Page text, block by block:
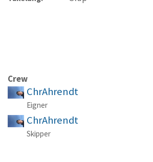
Crew
ChrAhrendt
Eigner
ChrAhrendt
Skipper